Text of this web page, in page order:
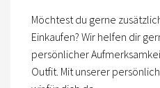
Möchtest du gerne
Einkaufen? Wir helfen dir
persönlicher
Outfit. Mit unserer